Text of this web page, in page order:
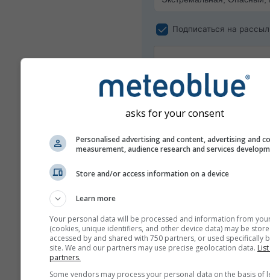
Подписаться на
Мы не передаём ваш адрес
принимаете нашиправила и
адрес электронной почты
будет использовать в других
asks for your consent
Personalised advertising and content, advertising and
measurement, audience research and services
Store and/or access information on a device
Learn more
Your personal data will be processed and information from
(cookies, unique identifiers, and other device data) may be
accessed by and shared with 750 partners, or used specifically
site. We and our partners may use precise geolocation data.
partners.
Some vendors may process your personal data on the basis of